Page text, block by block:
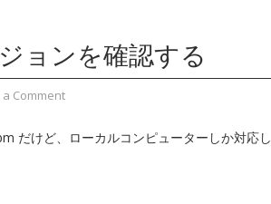
ョンを確認する
a Comment
だけど、ローカルコンピューターしか対応し